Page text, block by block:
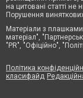
на цитовані статті не
Порушення
Матеріали з
матеріал",
"PR", "Офіційно",
Політика
класифайд